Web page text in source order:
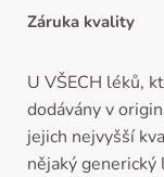
Záruka kvality
U VŠECH léků,
dodávány v
jejich nejvyšší
nějaký